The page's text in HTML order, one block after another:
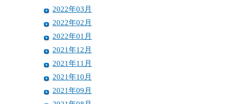
2022年03月
2022年02月
2022年01月
2021年12月
2021年11月
2021年10月
2021年09月